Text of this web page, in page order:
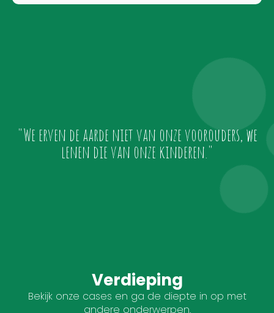
"We erven de aarde niet van onze voorouders, we
lenen die van onze kinderen."
Verdieping
Bekijk onze cases en ga de diepte in op met
andere onderwerpen.